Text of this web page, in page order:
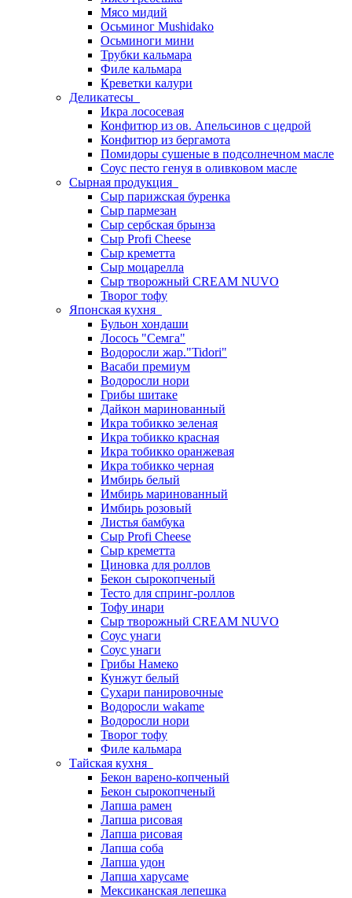
Мясо мидий
Осьминог Mushidako
Осьминоги мини
Трубки кальмара
Филе кальмара
Креветки калури
Деликатесы
Икра лососевая
Конфитюр из ов. Апельсинов с цедрой
Конфитюр из бергамота
Помидоры сушеные в подсолнечном масле
Соус песто генуя в оливковом масле
Сырная продукция
Сыр парижская буренка
Сыр пармезан
Сыр сербская брынза
Сыр Profi Cheese
Сыр креметта
Сыр моцарелла
Сыр творожный CREАM NUVO
Творог тофу
Японская кухня
Бульон хондаши
Лосось "Семга"
Водоросли жар."Tidori"
Васаби премиум
Водоросли нори
Грибы шитаке
Дайкон маринованный
Икра тобикко зеленая
Икра тобикко красная
Икра тобикко оранжевая
Икра тобикко черная
Имбирь белый
Имбирь маринованный
Имбирь розовый
Листья бамбука
Сыр Profi Cheese
Сыр креметта
Циновка для роллов
Бекон сырокопченый
Тесто для спринг-роллов
Тофу инари
Сыр творожный CREАM NUVO
Соус унаги
Соус унаги
Грибы Намеко
Кунжут белый
Сухари панировочные
Водоросли wakame
Водоросли нори
Творог тофу
Филе кальмара
Тайская кухня
Бекон варено-копченый
Бекон сырокопченый
Лапша рамен
Лапша рисовая
Лапша рисовая
Лапша соба
Лапша удон
Лапша харусаме
Мексиканская лепешка